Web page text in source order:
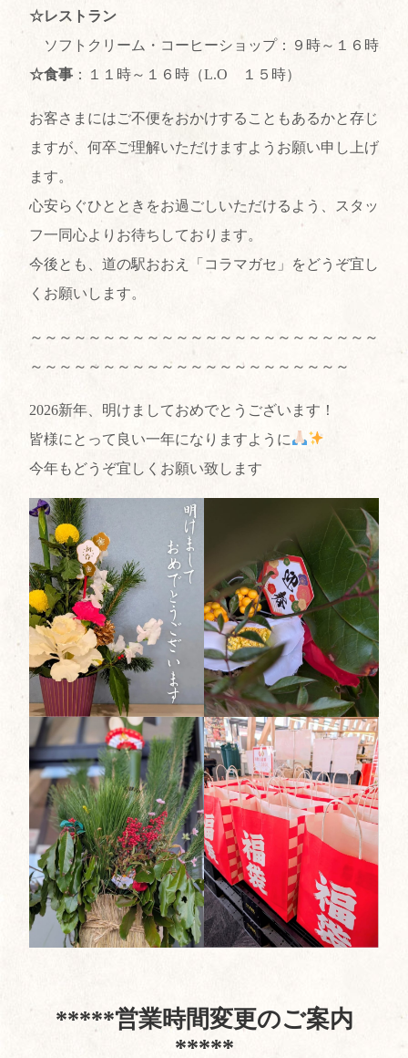
☆レストラン
ソフトクリーム・コーヒーショップ：９時～１６時
☆食事 ：１１時～１６時（L.O １５時）
お客さまにはご不便をおかけすることもあるかと存じ
ますが、何卒ご理解いただけますようお願い申し上げ
ます。
心安らぐひとときをお過ごしいただけるよう、スタッ
フ一同心よりお待ちしております。
今後とも、道の駅おおえ「コラマガセ」をどうぞ宜し
くお願いします。
～～～～～～～～～～～～～～～～～～～～～～～～
～～～～～～～～～～～～～～～～～～～～～～
2026新年、明けましておめでとうございます！
皆様にとって良い一年になりますように
今年もどうぞ宜しくお願い致します
*****営業時間変更のご案内
*****